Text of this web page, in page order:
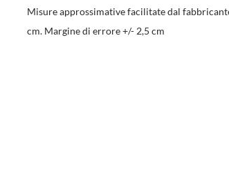
Misure approssimative facilitate dal
cm. Margine di errore +/- 2,5 cm